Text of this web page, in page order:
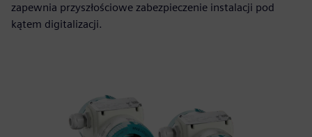
zapewnia przyszłościowe zabezpieczenie instalacji pod
kątem digitalizacji.